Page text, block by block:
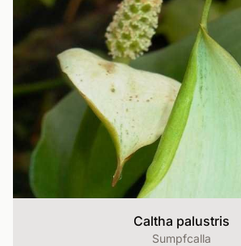
Caltha palustris
Sumpfcalla